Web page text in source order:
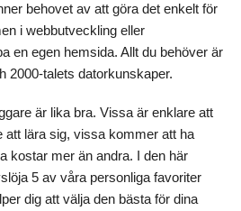
behovet av att göra det enkelt för
i webbutveckling eller
en egen hemsida. Allt du behöver är
2000-talets datorkunskaper.
är lika bra. Vissa är enklare att
att lära sig, vissa kommer att ha
kostar mer än andra. I den här
5 av våra personliga favoriter
dig att välja den bästa för dina